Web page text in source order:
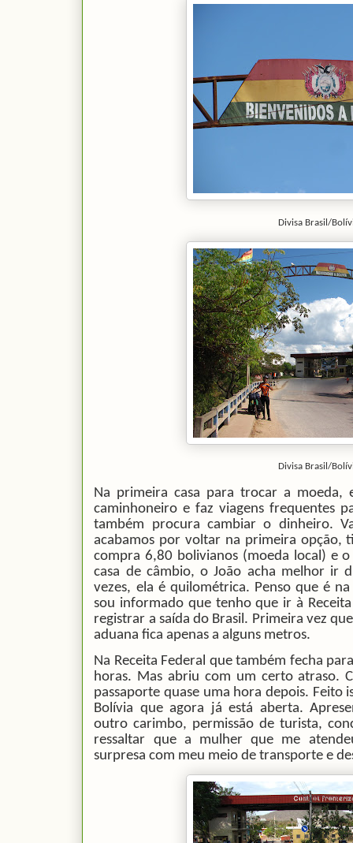
Divisa Brasil/
Divisa Brasil/
Na primeira casa para trocar a moeda,
caminhoneiro e faz viagens frequentes
também procura cambiar o dinheiro.
acabamos por voltar na primeira opção,
compra 6,80 bolivianos (moeda local) e
casa de câmbio, o João acha melhor ir
vezes, ela é quilométrica. Penso que é
sou informado que tenho que ir à
registrar a saída do Brasil. Primeira vez
aduana fica apenas a alguns metros.
Na Receita Federal que também fecha
horas. Mas abriu com um certo atraso.
passaporte quase uma hora depois. Feito
Bolívia que agora já está aberta.
outro carimbo, permissão de turista,
ressaltar que a mulher que me
surpresa com meu meio de transporte e